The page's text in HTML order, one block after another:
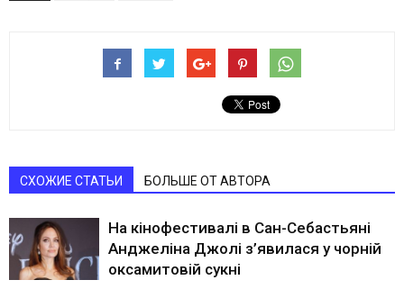
СХОЖИЕ СТАТЬИ БОЛЬШЕ ОТ АВТОРА
На кінофестивалі в Сан-Себастьяні
Анджеліна Джолі з’явилася у чорній
оксамитовій сукні